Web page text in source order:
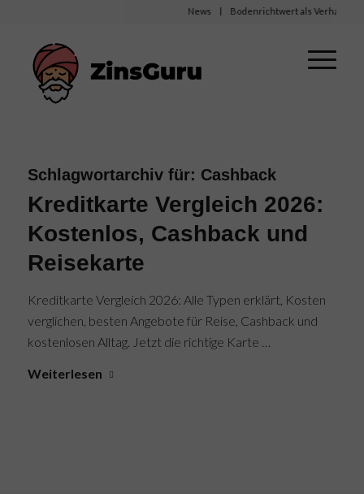
News Bodenrichtwert als
Schlagwortarchiv für: Cashback
Kreditkarte Vergleich 2026:
Kostenlos, Cashback und
Reisekarte
Kreditkarte Vergleich 2026: Alle Typen erklärt, Kosten
verglichen, besten Angebote für Reise, Cashback und
kostenlosen Alltag. Jetzt die richtige Karte …
Weiterlesen